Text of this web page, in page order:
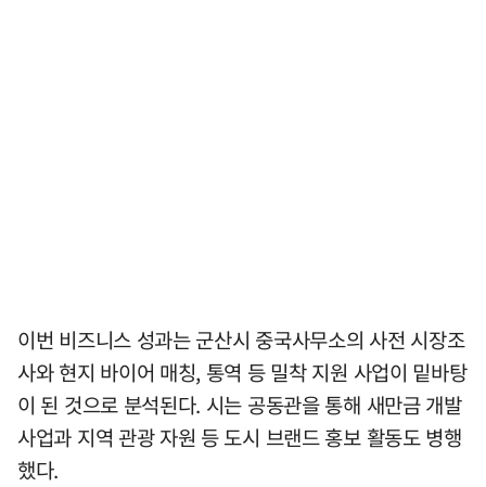
이번 비즈니스 성과는 군산시 중국사무소의 사전 시장조
사와 현지 바이어 매칭, 통역 등 밀착 지원 사업이 밑바탕
이 된 것으로 분석된다. 시는 공동관을 통해 새만금 개발
사업과 지역 관광 자원 등 도시 브랜드 홍보 활동도 병행
했다.